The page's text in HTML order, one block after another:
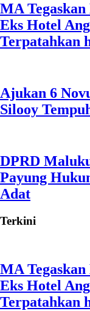
MA
Eks Hotel
Terpatahkan
Ajukan 6
Silooy
DPRD
Payung
Adat
Terkini
MA
Eks Hotel
Terpatahkan